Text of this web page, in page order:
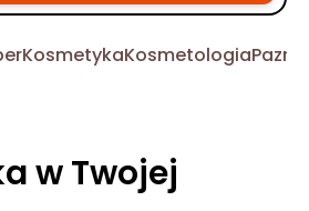
KosmetykaKosmetologia
w Twojej